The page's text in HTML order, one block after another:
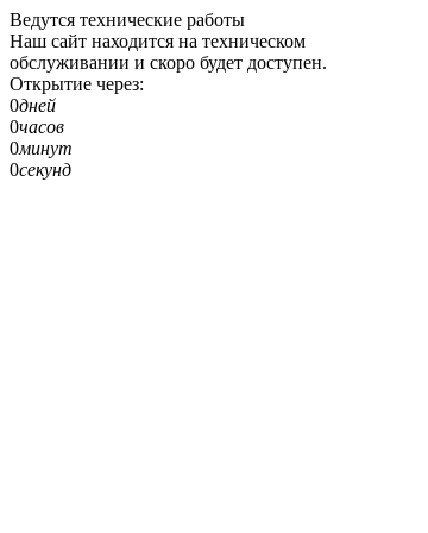
Ведутся технические работы
Наш сайт находится на техническом
обслуживании и скоро будет доступен.
Открытие через:
0дней
0часов
0минут
0секунд